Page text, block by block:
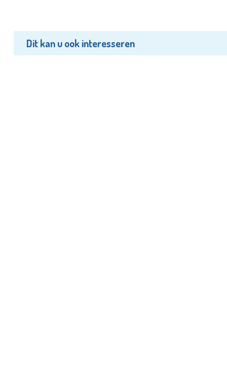
Dit kan u ook interesseren